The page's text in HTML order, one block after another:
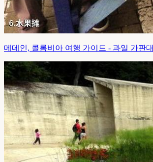
메데인, 콜롬비아 여행 가이드 - 과일 가판대